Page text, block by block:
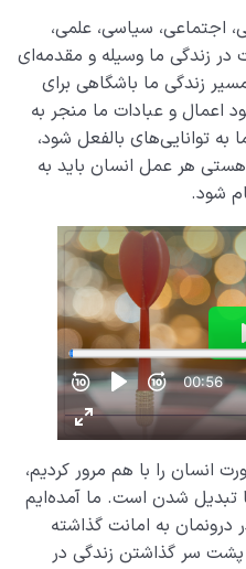
اجتماعی، سیاسی، علمی،
زندگی ما وسیله و مقدمه‌ای
زندگی ما باشگاهی برای
و عبادات ما منجر به
توانایی‌های بالفعل شود،
هر عمل انسان باید به
شود.
انسان را با هم مرور کردیم،
تبدیل شدن است. ما آمده‌­ایم
درونمان به امانت گذاشته
پشت سر گذاشتن زندگی در